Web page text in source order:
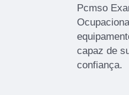
Pcmso
capaz de
confiança.